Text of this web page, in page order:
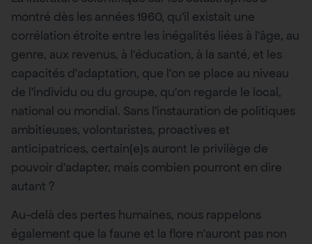
montré dès les années 1960, qu’il existait une
corrélation étroite entre les inégalités liées à l’âge, au
genre, aux revenus, à l’éducation, à la santé, et les
capacités d’adaptation, que l’on se place au niveau
de l’individu ou du groupe, qu’on regarde le local,
national ou mondial. Sans l’instauration de politiques
ambitieuses, volontaristes, proactives et
anticipatrices, certain(e)s auront le privilège de
pouvoir d’adapter, mais combien pourront en dire
autant ?
Au-delà des pertes humaines, nous rappelons
également que la faune et la flore n’auront pas non